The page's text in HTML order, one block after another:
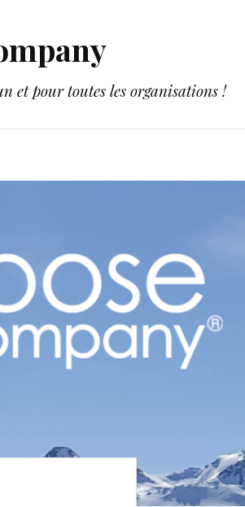
et pour toutes les organisations !